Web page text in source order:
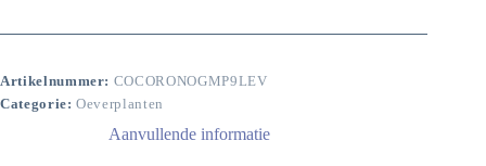
Artikelnummer: COCORONOGMP9LEV
Categorie:Oeverplanten
Aanvullende informatie